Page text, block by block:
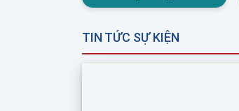
TIN TỨC SỰ KIỆN